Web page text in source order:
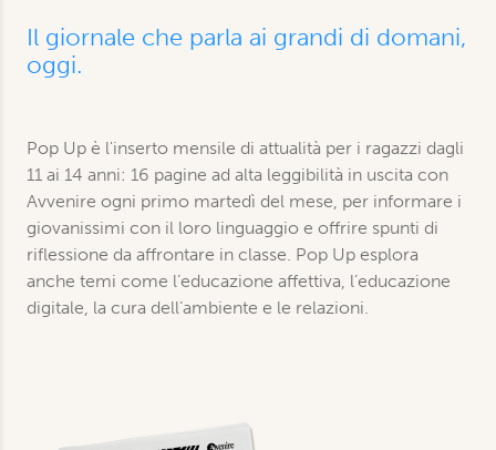
Il giornale che parla ai grandi di domani,
oggi.
Pop Up è l'inserto mensile di attualità per i ragazzi dagli
11 ai 14 anni: 16 pagine ad alta leggibilità in uscita con
Avvenire ogni primo martedì del mese, per informare i
giovanissimi con il loro linguaggio e offrire spunti di
riflessione da affrontare in classe. Pop Up esplora
anche temi come l’educazione affettiva, l’educazione
digitale, la cura dell’ambiente e le relazioni.